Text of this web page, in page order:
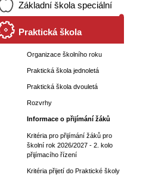
Základní škola speciální
Praktická škola
Organizace školního roku
Praktická škola jednoletá
Praktická škola dvouletá
Rozvrhy
Informace o přijímání žáků
Kritéria pro přijímání žáků pro
školní rok 2026/2027 - 2. kolo
přijímacího řízení
Kritéria přijetí do Praktické školy